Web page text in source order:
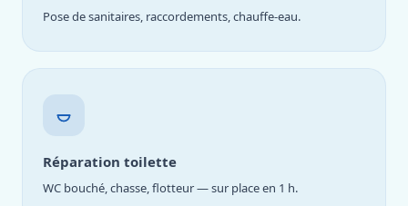
Pose de sanitaires, raccordements, chauffe-eau.
Réparation toilette
WC bouché, chasse, flotteur — sur place en 1 h.